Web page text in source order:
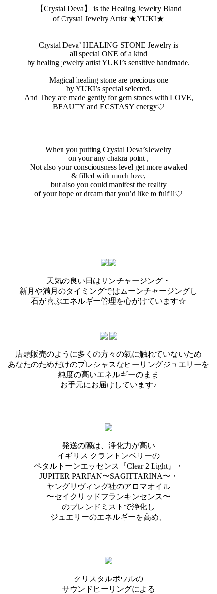
【Crystal Deva】 is the Healing Jewelry Bland
of Crystal Jewelry Artist ★YUKI★
Crystal Deva’ HEALING STONE Jewelry is
all special ONE of a kind
by healing jewelry artist YUKI’s sensitive handmade.
Magical healing stone are precious one
by YUKI’s special selected.
And They are made gently for gem stones with LOVE,
BEAUTY and ECSTASY energy♡
When you putting Crystal Deva’sJewelry
on your any chakra point ,
Not also your consciousness level get more awaked
& filled with much love,
but also you could manifest the reality
of your hope or dream that you’d like to fulfill♡
天気の良い日はサンチャージング・
新月や満月のタイミングではムーンチャージングし
石が喜ぶエネルギー管理を心がけています☆
店頭販売のように多くの方々の氣に触れていないため
あなたのためだけのプレシャスなヒーリングジュエリーを
純度の高いエネルギーのまま
お手元にお届けしています♪
発送の際は、浄化力が高い
イギリス クラントンベリーの
ペタルトーンエッセンス『Clear 2 Light』・
JUPITER PARFAN〜SAGITTARINA〜・
ヤングリヴィング社のアロマオイル
〜セイクリッドフランキンセンス〜
のブレンドミストで浄化し
ジュエリーのエネルギーを高め、
クリスタルボウルの
サウンドヒーリングによる